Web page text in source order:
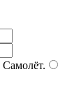
Самолёт.